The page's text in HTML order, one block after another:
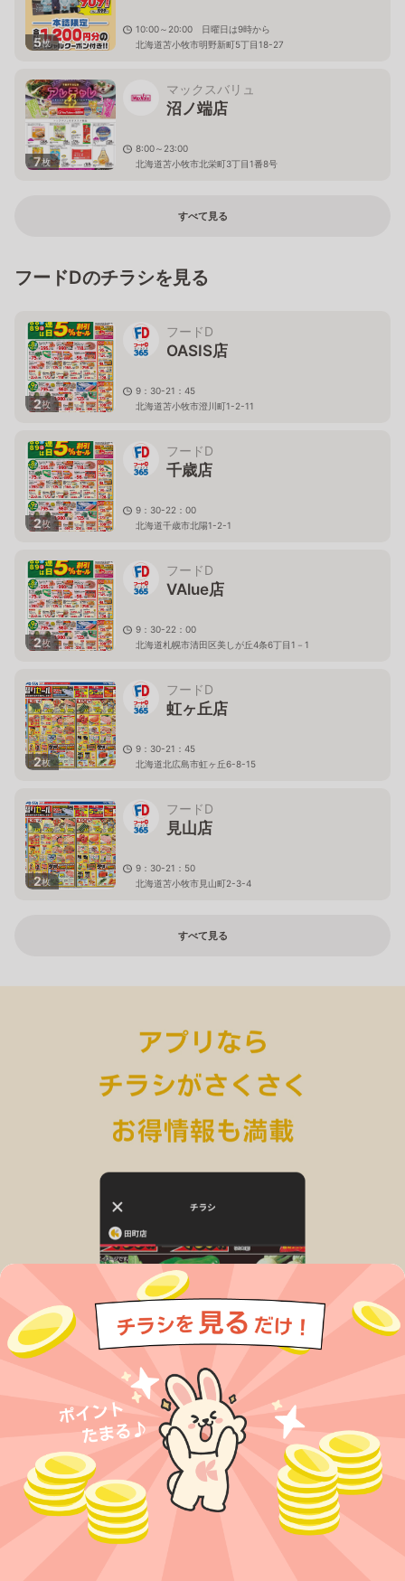
5枚
10:00～20:00 日曜日は9時から
北海道苫小牧市明野新町5丁目18-27
7枚
マックスバリュ
沼ノ端店
8:00～23:00
北海道苫小牧市北栄町3丁目1番8号
すべて見る
フードDのチラシを見る
2枚
フードD
OASIS店
9：30-21：45
北海道苫小牧市澄川町1-2-11
2枚
フードD
千歳店
9：30-22：00
北海道千歳市北陽1-2-1
2枚
フードD
VAlue店
9：30-22：00
北海道札幌市清田区美しが丘4条6丁目1－1
2枚
フードD
虹ヶ丘店
9：30-21：45
北海道北広島市虹ヶ丘6-8-15
2枚
フードD
見山店
9：30-21：50
北海道苫小牧市見山町2-3-4
すべて見る